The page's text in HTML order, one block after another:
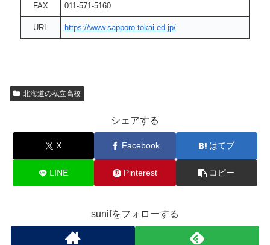
FAX 011-571-5160
URL https://www.sapporo.tokai.ed.jp/
北海道の私立高校
シェアする
X Facebook はてブ
LINE Pinterest コピー
sunifをフォローする